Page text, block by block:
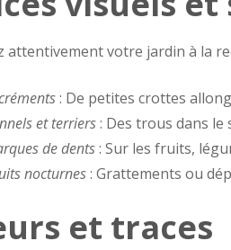
attentivement votre jardin à la
: De petites crottes
et terriers: Des trous dans
de dents: Sur les fruits,
nocturnes: Grattements ou
et traces